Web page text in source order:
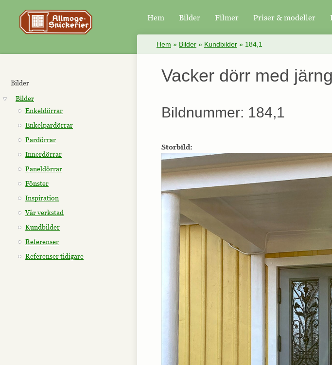
Hem Bilder Filmer Priser & modeller
Bilder
Bilder
Enkeldörrar
Enkelpardörrar
Pardörrar
Innerdörrar
Paneldörrar
Fönster
Inspiration
Vår verkstad
Kundbilder
Referenser
Referenser tidigare
Hem » Bilder » Kundbilder » 184,1
Vacker dörr med
Bildnummer: 184,1
Storbild: